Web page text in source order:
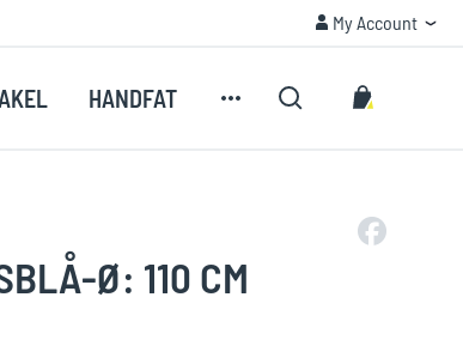
My Account
My Account
HANDFAT
Search
Ø: 110 CM